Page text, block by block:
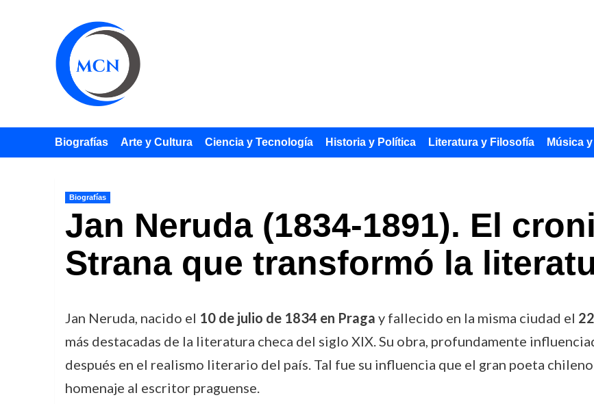
Biografías Arte y Cultura Ciencia y Tecnología Historia y Política Literatura y Filosofía Música
Biografías
Jan Neruda (1834-1891). El
Strana que transformó la
Jan Neruda, nacido el 10 de julio de 1834 en Praga y fallecido en la misma ciudad el
más destacadas de la literatura checa del siglo XIX. Su obra, profundamente
después en el realismo literario del país. Tal fue su influencia que el gran poeta chileno
homenaje al escritor praguense.